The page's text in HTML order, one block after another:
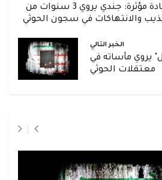
شهادة مؤثرة: جندي يروي 3 سنوات من
والانتهاكات في سجون الحوثي
الخبر التالي
يروي مأساته في
معتقلات الحوثي